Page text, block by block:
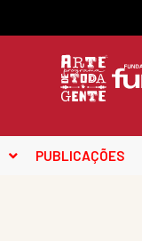
PUBLICAÇÕES